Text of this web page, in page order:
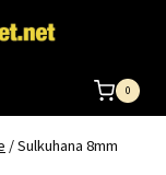
0
/Sulkuhana 8mm